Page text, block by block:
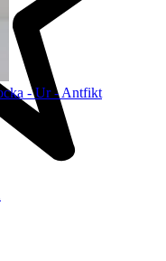
- Ur - Antfikt